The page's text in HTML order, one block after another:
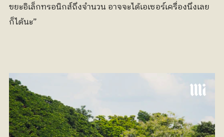
ขยะอิเล็กทรอนิกส์ถึงจำนวน อาจจะได้เอเซอร์เครื่องนึงเลย
ก็ได้นะ”